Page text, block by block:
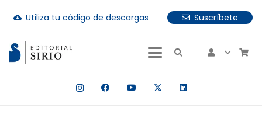
cloud_download Utiliza tu código de descargas
Suscríbete
hay resultados autocompletados, puedes utilizar las